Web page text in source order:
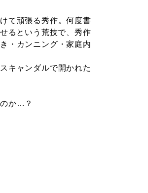
て頑張る秀作。何度書
るという荒技で、秀作
・カンニング・家庭内
キャンダルで開かれた
か…？